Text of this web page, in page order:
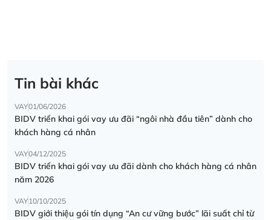
Tin bài khác
VAY01/06/2026
BIDV triển khai gói vay ưu đãi “ngôi nhà đầu tiên” dành cho
khách hàng cá nhân
VAY04/12/2025
BIDV triển khai gói vay ưu đãi dành cho khách hàng cá nhân
năm 2026
VAY10/10/2025
BIDV giới thiệu gói tín dụng “An cư vững bước” lãi suất chỉ từ